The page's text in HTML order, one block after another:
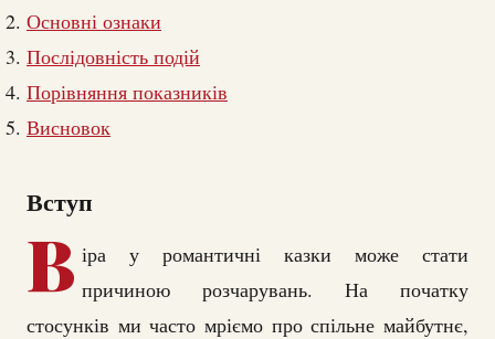
Основні ознаки
Послідовність подій
Порівняння показників
Висновок
Вступ
В іра у романтичні казки може стати
причиною розчарувань. На початку
стосунків ми часто мріємо про спільне майбутнє,